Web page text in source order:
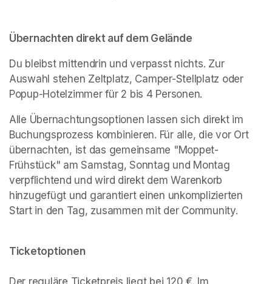
Übernachten direkt auf dem Gelände
Du bleibst mittendrin und verpasst nichts. Zur
Auswahl stehen Zeltplatz, Camper-Stellplatz oder
Popup-Hotelzimmer für 2 bis 4 Personen.
Alle Übernachtungsoptionen lassen sich direkt im
Buchungsprozess kombinieren. Für alle, die vor Ort
übernachten, ist das gemeinsame "Moppet-
Frühstück" am Samstag, Sonntag und Montag
verpflichtend und wird direkt dem Warenkorb
hinzugefügt und garantiert einen unkomplizierten
Ticketoptionen